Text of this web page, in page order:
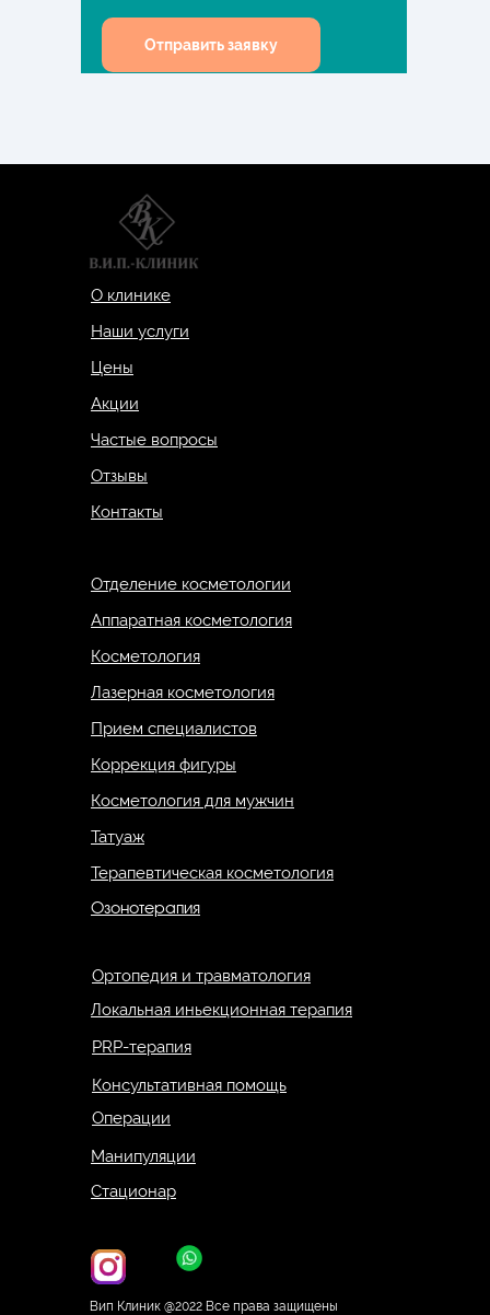
Отправить заявку
Вип Клиник @2022 Все права защищены
О клинике
Отделение косметологии
Отзывы
Цены
Акции
Частые вопросы
Контакты
Наши услуги
Аппаратная косметология
Косметология
Лазерная косметология
Прием специалистов
Коррекция фигуры
Косметология для мужчин
Татуаж
Терапевтическая косметология
Озонотерапия
Ортопедия и травматология
Локальная иньекционная терапия
PRP-терапия
Консультативная помощь
Операции
Манипуляции
Стационар